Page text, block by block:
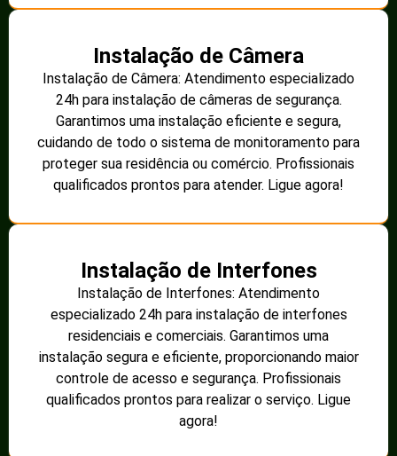
Instalação de Câmera
Instalação de Câmera: Atendimento especializado
24h para instalação de câmeras de segurança.
Garantimos uma instalação eficiente e segura,
cuidando de todo o sistema de monitoramento para
proteger sua residência ou comércio. Profissionais
qualificados prontos para atender. Ligue agora!
Instalação de Interfones
Instalação de Interfones: Atendimento
especializado 24h para instalação de interfones
residenciais e comerciais. Garantimos uma
instalação segura e eficiente, proporcionando maior
controle de acesso e segurança. Profissionais
qualificados prontos para realizar o serviço. Ligue
agora!